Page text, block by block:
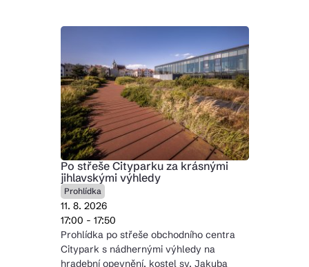
Po střeše Cityparku za krásnými
jihlavskými výhledy
Prohlídka
11. 8. 2026
17:00 - 17:50
Prohlídka po střeše obchodního centra
Citypark s nádhernými výhledy na
hradební opevnění, kostel sv. Jakuba